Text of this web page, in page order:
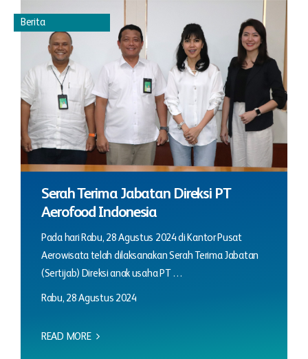
Berita
Serah Terima Jabatan Direksi PT
Aerofood Indonesia
Pada hari Rabu, 28 Agustus 2024 di Kantor Pusat
Aerowisata telah dilaksanakan Serah Terima Jabatan
(Sertijab) Direksi anak usaha PT …
Rabu, 28 Agustus 2024
READ MORE